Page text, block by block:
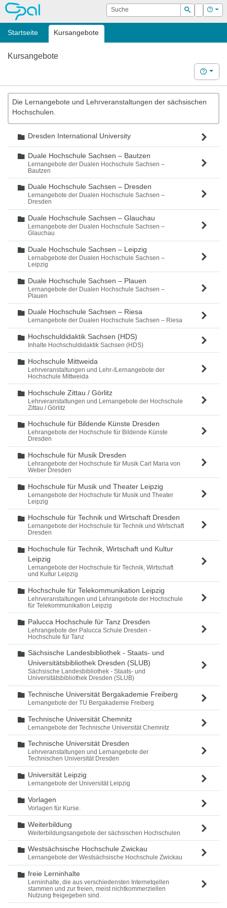
OPAL Suche
Suchen
Login Hilfe
Startseite Kursangebote
Kursangebote
Hilfe
Die Lernangebote und Lehrveranstaltungen der sächsischen
Hochschulen.
Ordner
Dresden International University
Ordner
Duale Hochschule Sachsen – Bautzen
Lernangebote der Dualen Hochschule Sachsen –
Bautzen
Ordner
Duale Hochschule Sachsen – Dresden
Lernangebote der Dualen Hochschule Sachsen –
Dresden
Ordner
Duale Hochschule Sachsen – Glauchau
Lernangebote der Dualen Hochschule Sachsen –
Glauchau
Ordner
Duale Hochschule Sachsen – Leipzig
Lernabgebote der Dualen Hochschule Sachsen –
Leipzig
Ordner
Duale Hochschule Sachsen – Plauen
Lernangebote der Dualen Hochschule Sachsen –
Plauen
Ordner
Duale Hochschule Sachsen – Riesa
Lernangebote der Dualen Hochschule Sachsen – Riesa
Ordner
Hochschuldidaktik Sachsen (HDS)
Inhalte Hochschuldidaktik Sachsen (HDS)
Ordner
Hochschule Mittweida
Lehrveranstaltungen und Lehr-/Lernangebote der
Hochschule Mittweida
Ordner
Hochschule Zittau / Görlitz
Lehrveranstaltungen und Lernangebote der Hochschule
Zittau / Görlitz
Ordner
Hochschule für Bildende Künste Dresden
Lehrangebote der Hochschule für Bildende Künste
Dresden
Ordner
Hochschule für Musik Dresden
Lehrangebote der Hochschule für Musik Carl Maria von
Weber Dresden
Ordner
Hochschule für Musik und Theater Leipzig
Lernangebote der Hochschule für Musik und Theater
Leipzig
Ordner
Hochschule für Technik und Wirtschaft Dresden
Lernangebote der Hochschule für Technik und Wirtschaft
Dresden
Ordner
Hochschule für Technik, Wirtschaft und Kultur
Leipzig
Lernangebote der Hochschule für Technik, Wirtschaft
und Kultur Leipzig
Ordner
Hochschule für Telekommunikation Leipzig
Lehrveranstaltungen und Lehrangebote der Hochschule
für Telekommunikation Leipzig
Ordner
Palucca Hochschule für Tanz Dresden
Lehrangebote der Palucca Schule Dresden -
Hochschule für Tanz
Ordner
Sächsische Landesbibliothek - Staats- und
Universitätsbibliothek Dresden (SLUB)
Sächsische Landesbibliothek - Staats- und
Universitätsbibliothek Dresden (SLUB)
Ordner
Technische Universität Bergakademie Freiberg
Lernangebote der TU Bergakademie Freiberg
Ordner
Technische Universität Chemnitz
Lernangebote der Technische Universität Chemnitz
Ordner
Technische Universität Dresden
Lehrveranstaltungen und Lernangebote der
Technischen Universität Dresden
Ordner
Universität Leipzig
Lernangebote der Universität Leipzig
Ordner
Vorlagen
Vorlagen für Kurse.
Ordner
Weiterbildung
Weiterbildungsangebote der sächsischen Hochschulen
Ordner
Westsächsische Hochschule Zwickau
Lernangebote der Westsächsische Hochschule Zwickau
Ordner
freie Lerninhalte
Lerninhalte, die aus verschiedensten Internetqellen
stammen und zur freien, meist nichtkommerziellen
Nutzung freigegeben sind.